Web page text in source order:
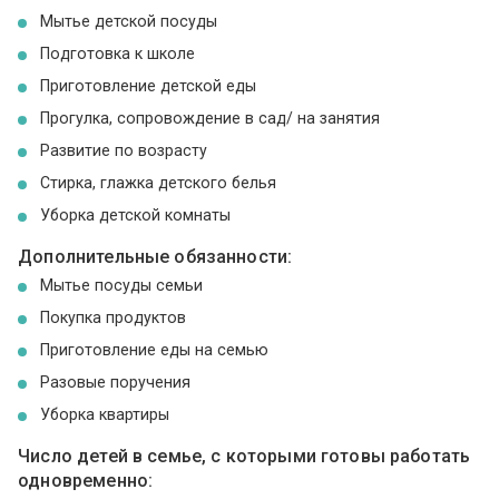
Мытье детской посуды
Подготовка к школе
Приготовление детской еды
Прогулка, сопровождение в сад/ на занятия
Развитие по возрасту
Стирка, глажка детского белья
Уборка детской комнаты
Дополнительные обязанности:
Мытье посуды семьи
Покупка продуктов
Приготовление еды на семью
Разовые поручения
Уборка квартиры
Число детей в семье, с которыми готовы работать
одновременно: